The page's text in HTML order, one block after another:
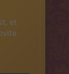
et